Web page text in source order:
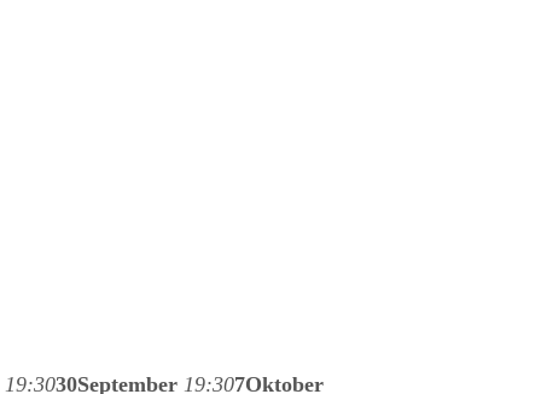
19:3030September 19:307Oktober